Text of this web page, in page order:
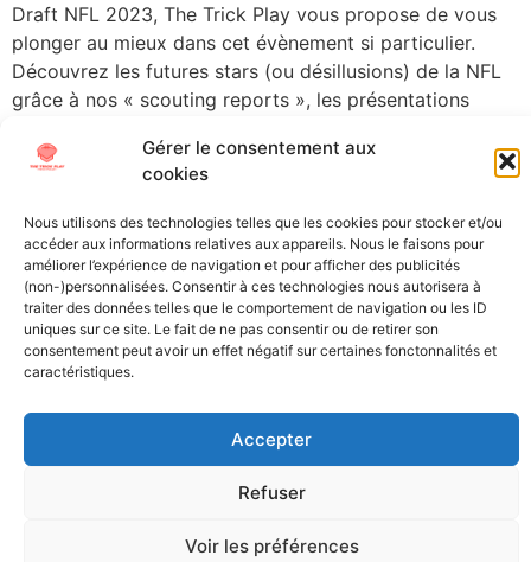
Gérer le consentement aux
cookies
Nous utilisons des technologies telles que les cookies pour stocker et/ou
accéder aux informations relatives aux appareils. Nous le faisons pour
améliorer l’expérience de navigation et pour afficher des publicités
(non-)personnalisées. Consentir à ces technologies nous autorisera à
traiter des données telles que le comportement de navigation ou les ID
uniques sur ce site. Le fait de ne pas consentir ou de retirer son
consentement peut avoir un effet négatif sur certaines fonctonnalités et
caractéristiques.
Accepter
Refuser
Voir les préférences
Draft NFL 2023, The Trick Play vous propose de vous
plonger au mieux dans cet évènement si particulier.
Découvrez les futures stars (ou désillusions) de la NFL
grâce à nos « scouting reports », les présentations
vous aujourd’hui à Ann Harbor […]
All Texts Rights Reserved © 2023
All content on this site is protected by copyright laws. It is
prohibited to reproduce, distribute, or use these materials in any
way without the express permission of their owners.